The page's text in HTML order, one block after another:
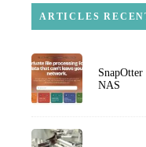
ARTICLES
NAS